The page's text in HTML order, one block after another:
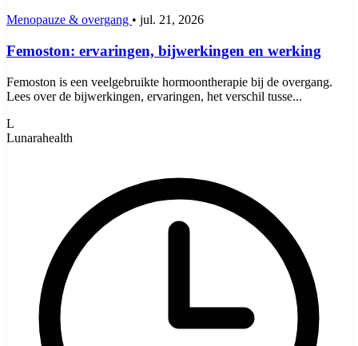
Menopauze & overgang • jul. 21, 2026
Femoston: ervaringen, bijwerkingen en werking
Femoston is een veelgebruikte hormoontherapie bij de overgang.
Lees over de bijwerkingen, ervaringen, het verschil tusse...
L
Lunarahealth